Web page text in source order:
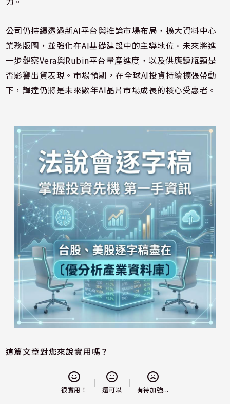
公司仍持續透過新AI平台與推論市場布局，擴大資料中心
業務版圖，並強化在AI基礎建設中的主導地位。未來將進
一步觀察Vera與Rubin平台量產進度，以及供應鏈瓶頸是
否影響出貨表現。市場預期，在全球AI投資持續擴張帶動
下，輝達仍將是未來數年AI晶片市場成長的核心受惠者。
這篇文章對您來說實用嗎？
很實用！ 還可以 有待加強...